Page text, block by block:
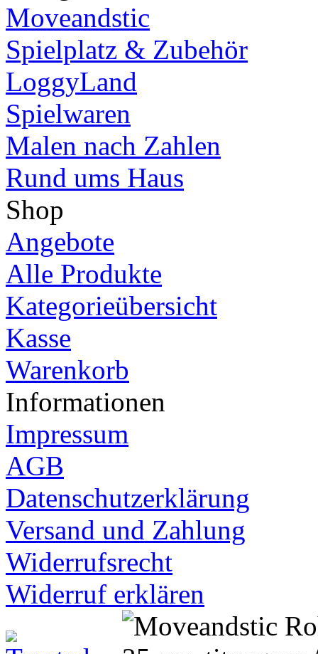
Moveandstic
Spielplatz & Zubehör
LoggyLand
Spielwaren
Malen nach Zahlen
Rund ums Haus
Shop
Angebote
Alle Produkte
Kategorieübersicht
Kasse
Warenkorb
Informationen
Impressum
AGB
Datenschutzerklärung
Versand und Zahlung
Widerrufsrecht
Widerruf erklären